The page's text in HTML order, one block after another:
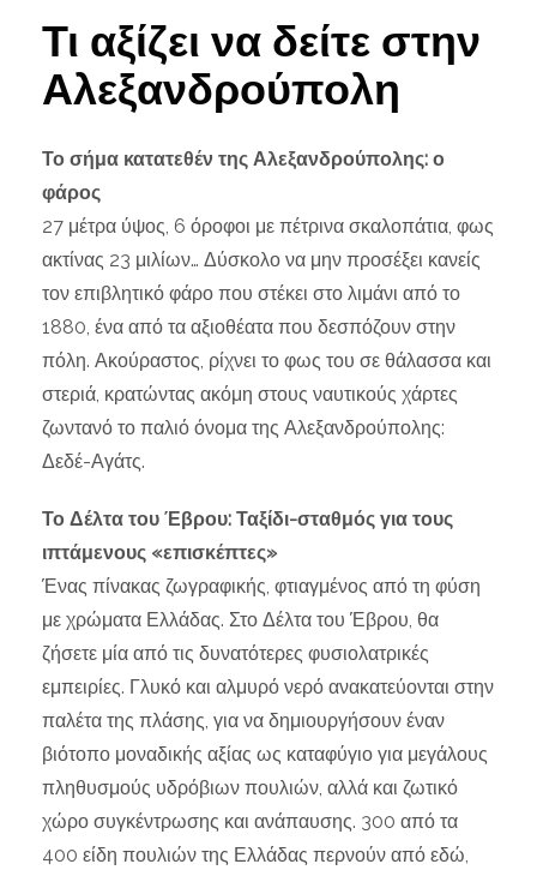
Τι αξίζει να δείτε στην
Αλεξανδρούπολη
Το σήμα κατατεθέν της Αλεξανδρούπολης: ο
φάρος
27 μέτρα ύψος, 6 όροφοι με πέτρινα σκαλοπάτια, φως
ακτίνας 23 μιλίων… Δύσκολο να μην προσέξει κανείς
τον επιβλητικό φάρο που στέκει στο λιμάνι από το
1880, ένα από τα αξιοθέατα που δεσπόζουν στην
πόλη. Ακούραστος, ρίχνει το φως του σε θάλασσα και
στεριά, κρατώντας ακόμη στους ναυτικούς χάρτες
ζωντανό το παλιό όνομα της Αλεξανδρούπολης:
Δεδέ-Αγάτς.
Το Δέλτα του Έβρου: Ταξίδι-σταθμός για τους
ιπτάμενους «επισκέπτες»
Ένας πίνακας ζωγραφικής, φτιαγμένος από τη φύση
με χρώματα Ελλάδας. Στο Δέλτα του Έβρου, θα
ζήσετε μία από τις δυνατότερες φυσιολατρικές
εμπειρίες. Γλυκό και αλμυρό νερό ανακατεύονται στην
παλέτα της πλάσης, για να δημιουργήσουν έναν
βιότοπο μοναδικής αξίας ως καταφύγιο για μεγάλους
πληθυσμούς υδρόβιων πουλιών, αλλά και ζωτικό
χώρο συγκέντρωσης και ανάπαυσης. 300 από τα
400 είδη πουλιών της Ελλάδας περνούν από εδώ,